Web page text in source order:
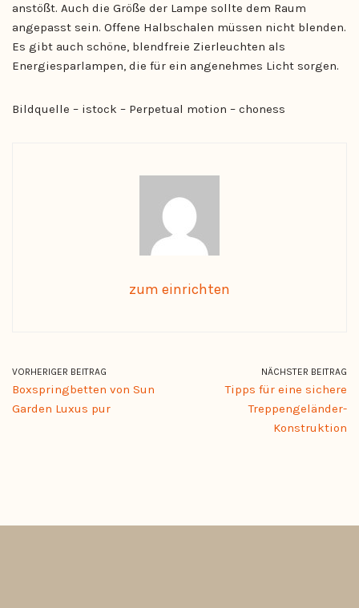
anstößt. Auch die Größe der Lampe sollte dem Raum
angepasst sein. Offene Halbschalen müssen nicht blenden.
Es gibt auch schöne, blendfreie Zierleuchten als
Energiesparlampen, die für ein angenehmes Licht sorgen.
Bildquelle – istock – Perpetual motion – choness
zum einrichten
VORHERIGER BEITRAG
Boxspringbetten von Sun
Garden Luxus pur
NÄCHSTER BEITRAG
Tipps für eine sichere
Treppengeländer-
Konstruktion